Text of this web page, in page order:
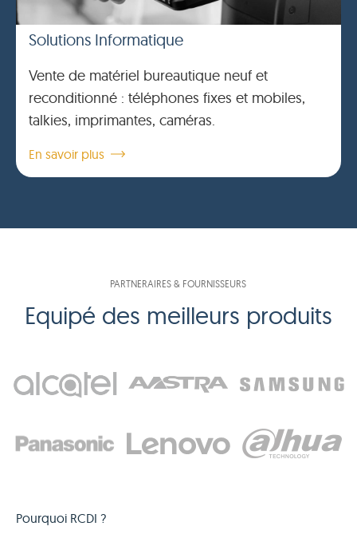
Solutions Informatique
Vente de matériel bureautique neuf et
reconditionné : téléphones fixes et mobiles,
talkies, imprimantes, caméras.
En savoir plus
PARTNERAIRES & FOURNISSEURS
Equipé des meilleurs produits
Pourquoi RCDI ?